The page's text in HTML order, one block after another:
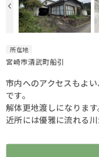
所在地
宮崎市清武町船引
市内へのアクセスもよ
です。
解体更地渡しになります
近所には優雅に流れる川